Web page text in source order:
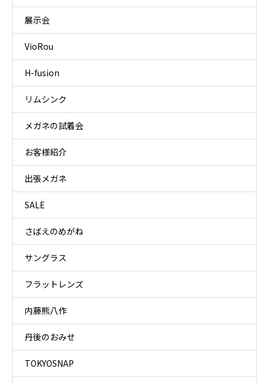
展示会
VioRou
H-fusion
リムシンク
メガネの試着会
お客様紹介
出張メガネ
SALE
さばえのめがね
サングラス
フラットレンズ
内藤熊八作
丹後のおみせ
TOKYOSNAP